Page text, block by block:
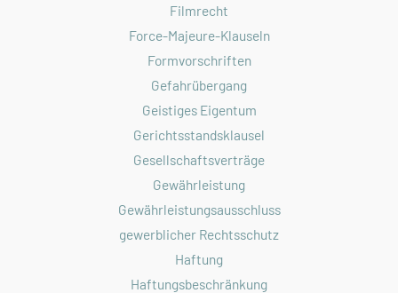
Filmrecht
Force-Majeure-Klauseln
Formvorschriften
Gefahrübergang
Geistiges Eigentum
Gerichtsstandsklausel
Gesellschaftsverträge
Gewährleistung
Gewährleistungsausschluss
gewerblicher Rechtsschutz
Haftung
Haftungsbeschränkung